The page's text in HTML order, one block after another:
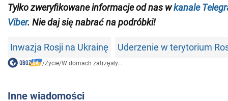
Tylko zweryfikowane informacje od nas wkanale
Viber. Nie daj się nabrać na podróbki!
Inwazja Rosji na Ukrainę Uderzenie w terytorium
/Życie/W domach zatrzęsły...
Inne wiadomości